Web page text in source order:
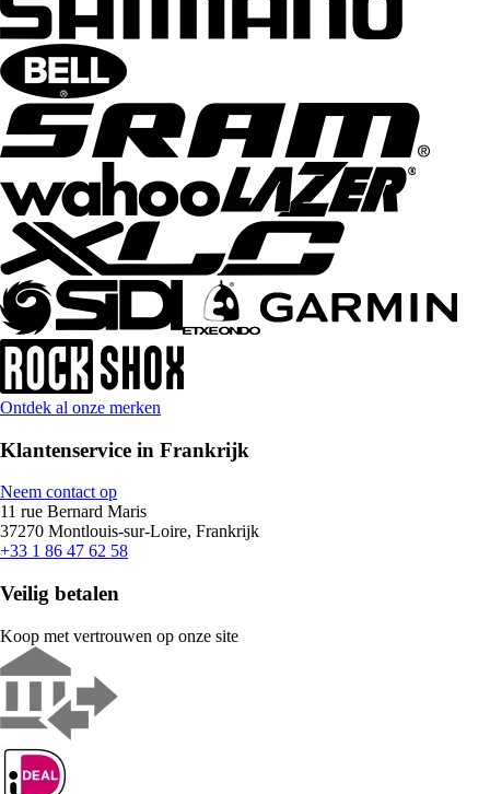
Ontdek al onze merken
Klantenservice in Frankrijk
Neem contact op
11 rue Bernard Maris
37270 Montlouis-sur-Loire, Frankrijk
+33 1 86 47 62 58
Veilig betalen
Koop met vertrouwen op onze site